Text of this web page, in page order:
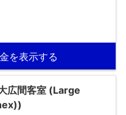
を表示する
広間客室 (Large